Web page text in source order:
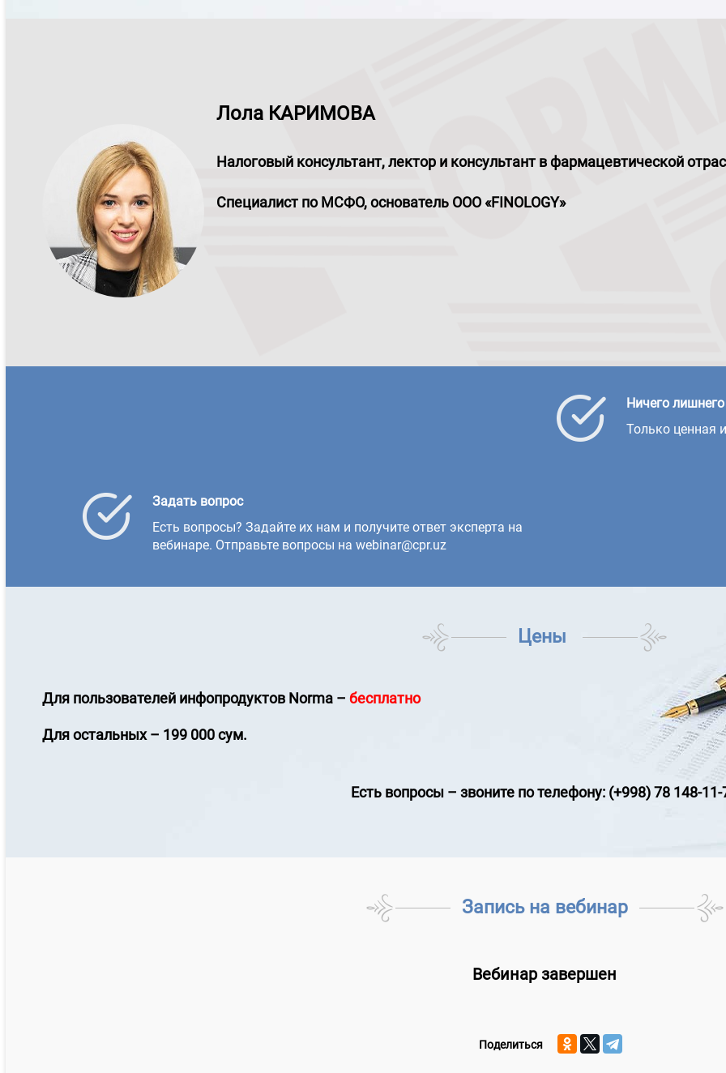
Лола КАРИМОВА
Налоговый консультант, лектор и консультант в фармацевтической
Специалист по МСФО, основатель ООО «FINOLOGY»
Ничего лишнего
Только ценная
Задать вопрос
Есть вопросы? Задайте их нам и получите ответ эксперта на
вебинаре. Отправьте вопросы на webinar@cpr.uz
Цены
Для пользователей инфопродуктов Norma – бесплатно
Для остальных – 199 000 сум.
Есть вопросы – звоните по телефону: (+998) 78 148-11-
Запись на вебинар
Вебинар завершен
Поделиться